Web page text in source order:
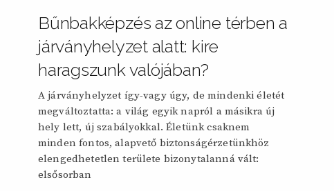
Bűnbakképzés az online térben a
járványhelyzet alatt: kire
haragszunk valójában?
A járványhelyzet így-vagy úgy, de mindenki életét
megváltoztatta: a világ egyik napról a másikra új
hely lett, új szabályokkal. Életünk csaknem
minden fontos, alapvető biztonságérzetünkhöz
elengedhetetlen területe bizonytalanná vált:
elsősorban